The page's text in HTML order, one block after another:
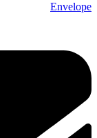
Envelope